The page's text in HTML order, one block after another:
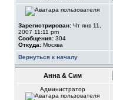
Зарегистрирован: Чт янв 11,
2007 11:11 pm
Сообщения: 304
Откуда: Москва
Вернуться к началу
Анна & Сим
Администратор